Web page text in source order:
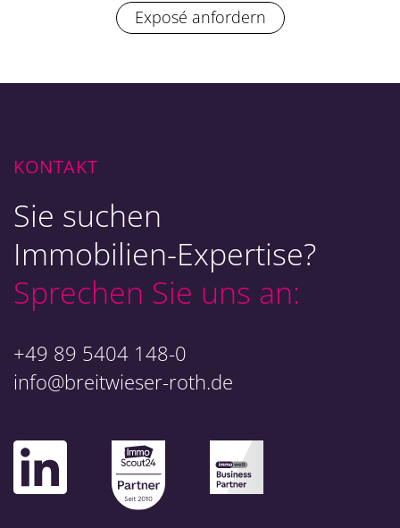
Exposé anfordern
KONTAKT
Sie suchen
Immobilien-Expertise?
Sprechen Sie uns an:
+49 89 5404 148-0
info@breitwieser-roth.de